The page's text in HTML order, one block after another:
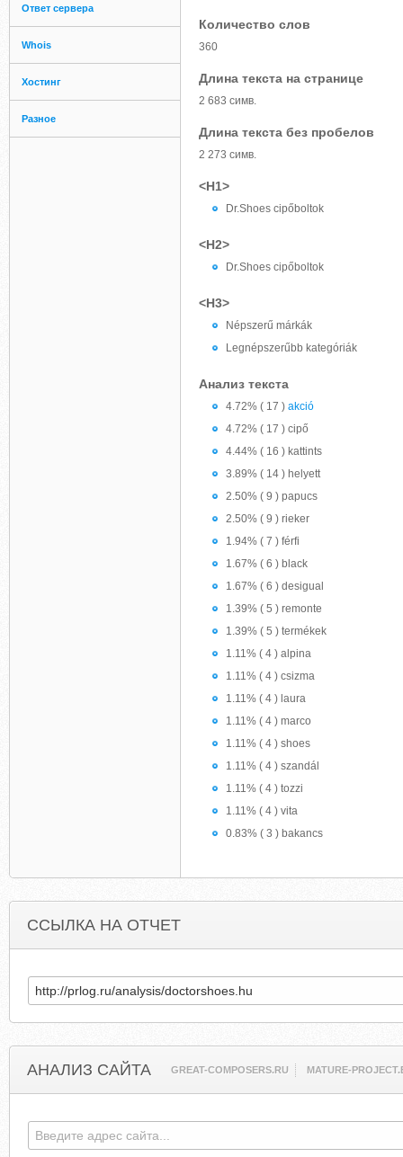
Ответ сервера
Whois
Хостинг
Разное
Количество слов
360
Длина текста на странице
2 683 симв.
Длина текста без пробелов
2 273 симв.
<H1>
Dr.Shoes cipőboltok
<H2>
Dr.Shoes cipőboltok
<H3>
Népszerű márkák
Legnépszerűbb kategóriák
Анализ текста
4.72% ( 17 ) akció
4.72% ( 17 ) cipő
4.44% ( 16 ) kattints
3.89% ( 14 ) helyett
2.50% ( 9 ) papucs
2.50% ( 9 ) rieker
1.94% ( 7 ) férfi
1.67% ( 6 ) black
1.67% ( 6 ) desigual
1.39% ( 5 ) remonte
1.39% ( 5 ) termékek
1.11% ( 4 ) alpina
1.11% ( 4 ) csizma
1.11% ( 4 ) laura
1.11% ( 4 ) marco
1.11% ( 4 ) shoes
1.11% ( 4 ) szandál
1.11% ( 4 ) tozzi
1.11% ( 4 ) vita
0.83% ( 3 ) bakancs
ССЫЛКА НА ОТЧЕТ
АНАЛИЗ САЙТА GREAT-COMPOSERS.RU MATURE-